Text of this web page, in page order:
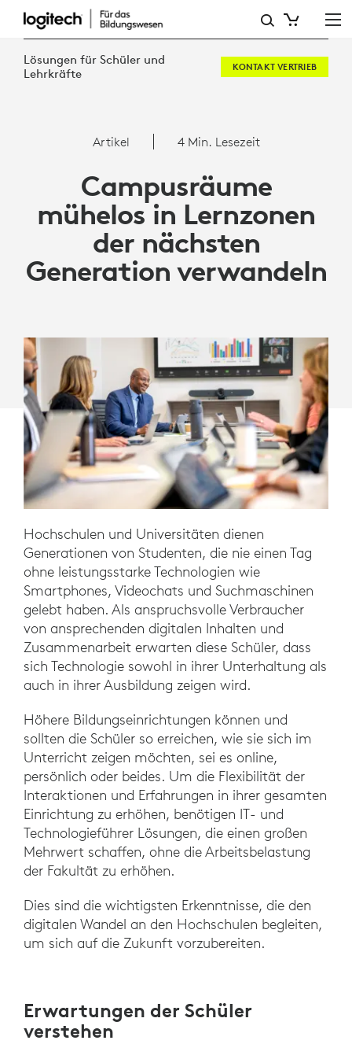
ARTIKEL:
CAMPUSRÄUME
MÜHELOS
LERNZONEN
NÄCHSTEN
GENERATION
VERWANDELN
Lösungen für Schüler und
Lehrkräfte
KONTAKT VERTRIEB
Artikel 4 Min. Lesezeit
Campusräume
mühelos in Lernzonen
der nächsten
Generation verwandeln
Hochschulen und Universitäten dienen
Generationen von Studenten, die nie einen Tag
ohne leistungsstarke Technologien wie
Smartphones, Videochats und Suchmaschinen
gelebt haben. Als anspruchsvolle Verbraucher
von ansprechenden digitalen Inhalten und
Zusammenarbeit erwarten diese Schüler, dass
sich Technologie sowohl in ihrer Unterhaltung als
auch in ihrer Ausbildung zeigen wird.
Höhere Bildungseinrichtungen können und
sollten die Schüler so erreichen, wie sie sich im
Unterricht zeigen möchten, sei es online,
persönlich oder beides. Um die Flexibilität der
Interaktionen und Erfahrungen in ihrer gesamten
Einrichtung zu erhöhen, benötigen IT- und
Technologieführer Lösungen, die einen großen
Mehrwert schaffen, ohne die Arbeitsbelastung
der Fakultät zu erhöhen.
Dies sind die wichtigsten Erkenntnisse, die den
digitalen Wandel an den Hochschulen begleiten,
um sich auf die Zukunft vorzubereiten.
Erwartungen der Schüler
verstehen